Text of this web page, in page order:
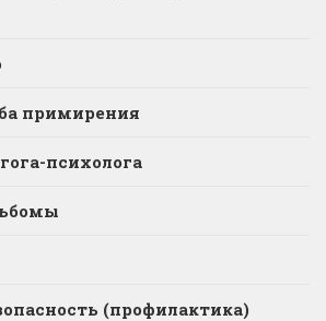
примирения
психолога
(профилактика)